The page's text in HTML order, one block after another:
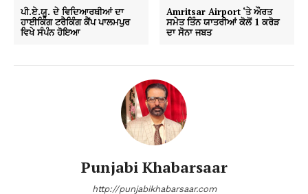
ਪੀ.ਏ.ਯੂ. ਦੇ ਵਿਦਿਆਰਥੀਆਂ ਦਾ
ਹਾਈਕਿੰਗ ਟਰੈਕਿੰਗ ਕੈਂਪ ਪਾਲਮਪੁਰ
ਵਿਖੇ ਸੰਪੰਨ ਹੋਇਆ
Amritsar Airport ‘ਤੇ ਔਰਤ
ਸਮੇਤ ਤਿੰਨ ਯਾਤਰੀਆਂ ਕੋਲੋਂ 1 ਕਰੋੜ
ਦਾ ਸੋਨਾ ਜਬਤ
Punjabi Khabarsaar
http://punjabikhabarsaar.com